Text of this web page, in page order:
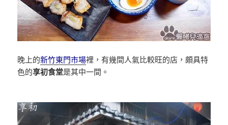
晚上的新竹東門市場裡，有幾間人氣比較旺的店，頗具特
色的享初食堂是其中一間。